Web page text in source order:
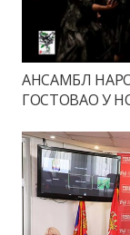
АНСАМБЛ
ГОСТОВАО У